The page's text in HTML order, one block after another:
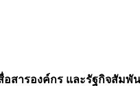
อสารองค์กร และรัฐกิจสัม